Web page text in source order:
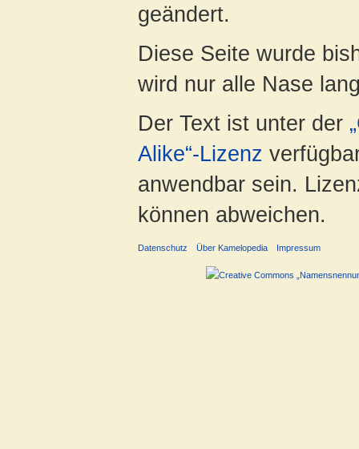
geändert.
Diese Seite wurde
wird nur alle Nase
Der Text ist unter der
Alike“-Lizenz
anwendbar sein.
können abweichen.
Datenschutz Über Kamelopedia Impressum